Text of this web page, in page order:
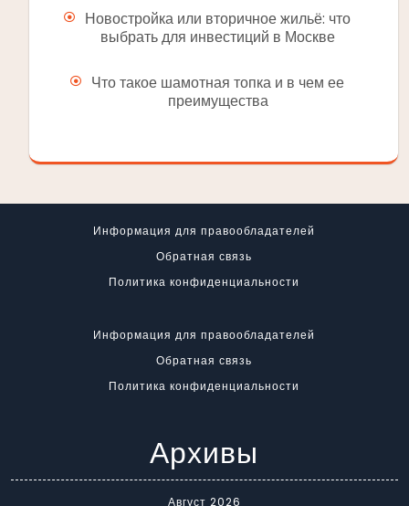
Новостройка или вторичное жильё: что
выбрать для инвестиций в Москве
Что такое шамотная топка и в чем ее
преимущества
Информация для правообладателей
Обратная связь
Политика конфиденциальности
Информация для правообладателей
Обратная связь
Политика конфиденциальности
Архивы
Август 2026